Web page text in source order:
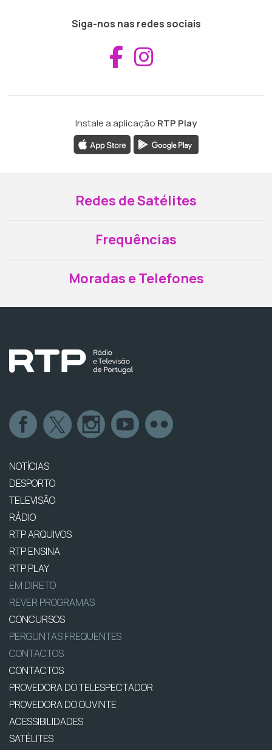
Siga-nos nas redes sociais
Aceder ao
Instale a aplicação RTP Play
Redes de Satélites
Frequências
Moradas e Telefones
NOTÍCIAS
DESPORTO
TELEVISÃO
RÁDIO
RTP ARQUIVOS
RTP ENSINA
RTP PLAY
EM DIRETO
REVER PROGRAMAS
CONCURSOS
PERGUNTAS FREQUENTES
CONTACTOS
CONTACTOS
PROVEDORA DO TELESPECTADOR
PROVEDORA DO OUVINTE
ACESSIBILIDADES
SATÉLITES